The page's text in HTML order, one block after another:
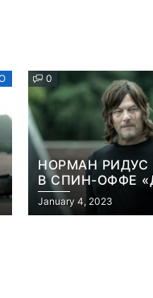
0
НОРМАН РИДУС
В СПИН-ОФФЕ
УИКА»
January 4, 2023